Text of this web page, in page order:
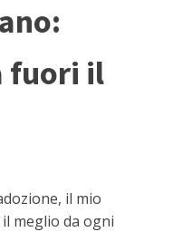
fuori il
il mio
meglio da ogni